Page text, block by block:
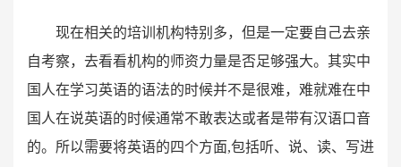
现在相关的培训机构特别多，但是一定要自己去亲
自考察，去看看机构的师资力量是否足够强大。其实中
国人在学习英语的语法的时候并不是很难，难就难在中
国人在说英语的时候通常不敢表达或者是带有汉语口音
的。所以需要将英语的四个方面,包括听、说、读、写进